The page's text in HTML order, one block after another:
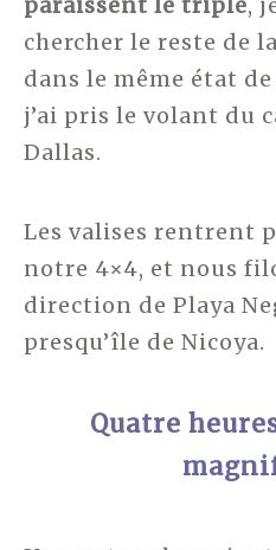
chercher le reste de
dans le même état
j’ai pris le volant du
Dallas.
Les valises rentrent
notre 4×4, et nous
direction de Playa
presqu’île de Nicoya.
Quatre